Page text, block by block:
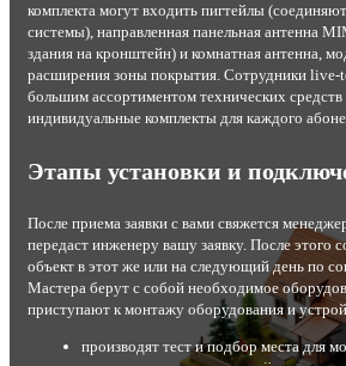
комплекта могут входить пигтейлы
системы), направленная панельная антенна
здания на кронштейн) и комнатная антенна,
расширения зоны покрытия. Сотрудники live-
большим ассортиментом технических
индивидуальные комплекты для каждого
Этапы установки и
После приема заявки с вами свяжется
передаст инженеру вашу заявку. После этого
объект в этот же или на следующий день по
Мастера берут с собой необходимое
приступают к монтажу оборудования и
производят тест и подбор места для